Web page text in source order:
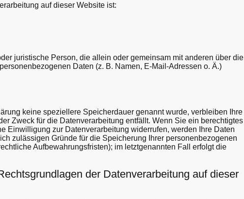
auf dieser Website ist:
juristische Person, die allein oder gemeinsam mit anderen über die
Daten (z. B. Namen, E-Mail-Adressen o. Ä.)
keine speziellere Speicherdauer genannt wurde, verbleiben Ihre
Zweck für die Datenverarbeitung entfällt. Wenn Sie ein berechtigtes
Einwilligung zur Datenverarbeitung widerrufen, werden Ihre Daten
zulässigen Gründe für die Speicherung Ihrer personenbezogenen
Aufbewahrungsfristen); im letztgenannten Fall erfolgt die
der Datenverarbeitung auf dieser